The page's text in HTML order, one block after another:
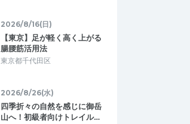
2026/8/16(日)
【東京】足が軽く高く上がる
腸腰筋活用法
東京都千代田区
2026/8/26(水)
四季折々の自然を感じに御岳
山へ！初級者向けトレイル…